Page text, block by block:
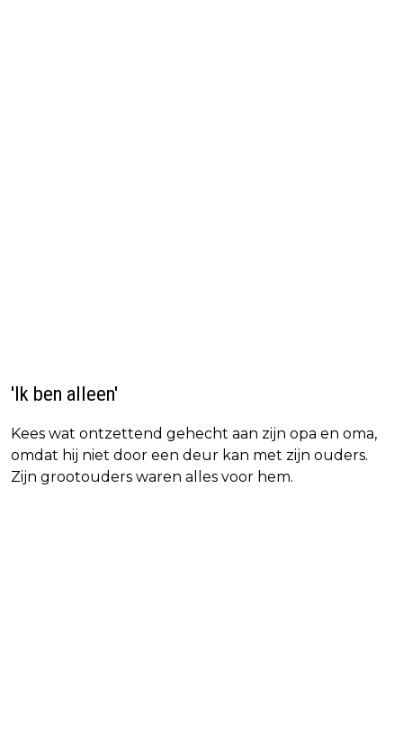
'Ik ben alleen'
Kees wat ontzettend gehecht aan zijn opa en oma,
omdat hij niet door een deur kan met zijn ouders.
Zijn grootouders waren alles voor hem.